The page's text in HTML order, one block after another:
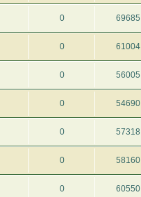
0 69685
0 61004
0 56005
0 54690
0 57318
0 58160
0 60550